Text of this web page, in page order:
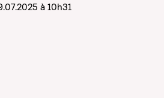
à 10h31